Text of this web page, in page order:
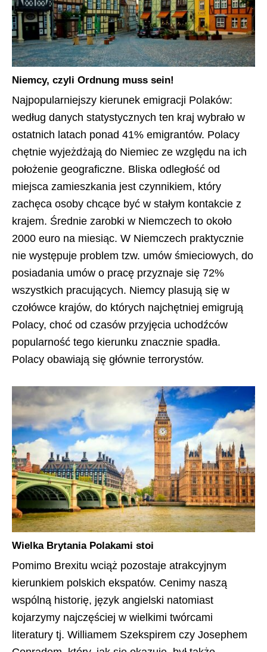
Niemcy, czyli Ordnung muss sein!
Najpopularniejszy kierunek emigracji Polaków:
według danych statystycznych ten kraj wybrało w
ostatnich latach ponad 41% emigrantów. Polacy
chętnie wyjeżdżają do Niemiec ze względu na ich
położenie geograficzne. Bliska odległość od
miejsca zamieszkania jest czynnikiem, który
zachęca osoby chcące być w stałym kontakcie z
krajem. Średnie zarobki w Niemczech to około
2000 euro na miesiąc. W Niemczech praktycznie
nie występuje problem tzw. umów śmieciowych, do
posiadania umów o pracę przyznaje się 72%
wszystkich pracujących. Niemcy plasują się w
czołówce krajów, do których najchętniej emigrują
Polacy, choć od czasów przyjęcia uchodźców
popularność tego kierunku znacznie spadła.
Polacy obawiają się głównie terrorystów.
Wielka Brytania Polakami stoi
Pomimo Brexitu wciąż pozostaje atrakcyjnym
kierunkiem polskich ekspatów. Cenimy naszą
wspólną historię, język angielski natomiast
kojarzymy najczęściej w wielkimi twórcami
literatury tj. Williamem Szekspirem czy Josephem